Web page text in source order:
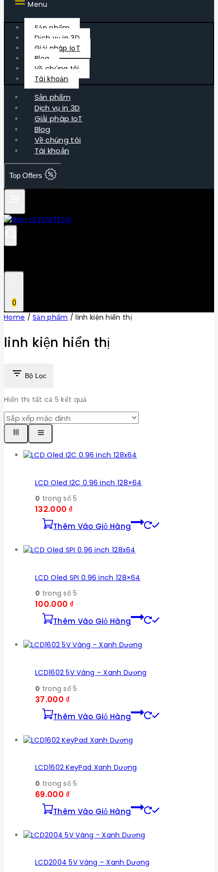
Menu
Sản phẩm
Dịch vụ in 3D
Giải pháp IoT
Blog
Về chúng tôi
Tài khoản
Sản phẩm
Dịch vụ in 3D
Giải pháp IoT
Blog
Về chúng tôi
Tài khoản
Top Offers
0
Home / Sản phẩm / linh kiện hiển thị
linh kiện hiển thị
Bộ Lọc
Hiển thị tất cả 5 kết quả
LCD Oled I2C 0.96 inch 128×64
0 trong số 5
132.000 ₫
Thêm Vào Giỏ Hàng
LCD Oled SPI 0.96 inch 128×64
0 trong số 5
100.000 ₫
Thêm Vào Giỏ Hàng
LCD1602 5V Vàng – Xanh Dương
0 trong số 5
37.000 ₫
Thêm Vào Giỏ Hàng
LCD1602 KeyPad Xanh Dương
0 trong số 5
69.000 ₫
Thêm Vào Giỏ Hàng
LCD2004 5V Vàng – Xanh Dương